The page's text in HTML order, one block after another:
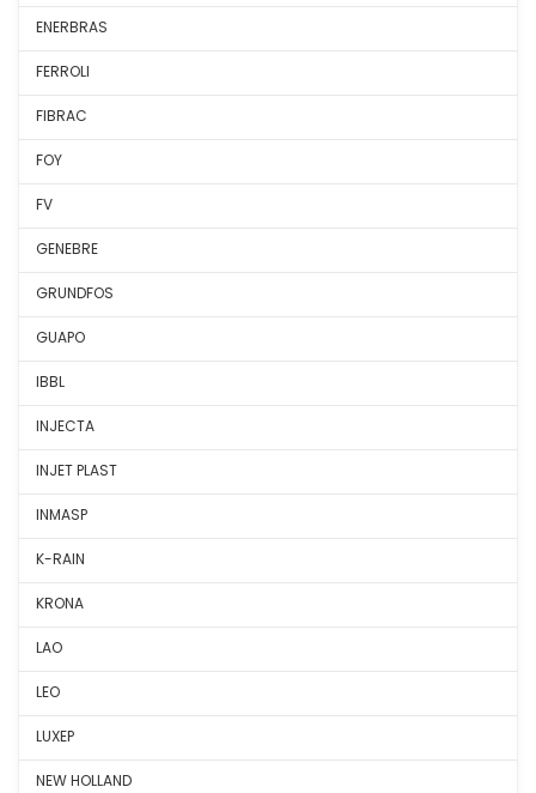
ENERBRAS
FERROLI
FIBRAC
FOY
FV
GENEBRE
GRUNDFOS
GUAPO
IBBL
INJECTA
INJET PLAST
INMASP
K-RAIN
KRONA
LAO
LEO
LUXEP
NEW HOLLAND